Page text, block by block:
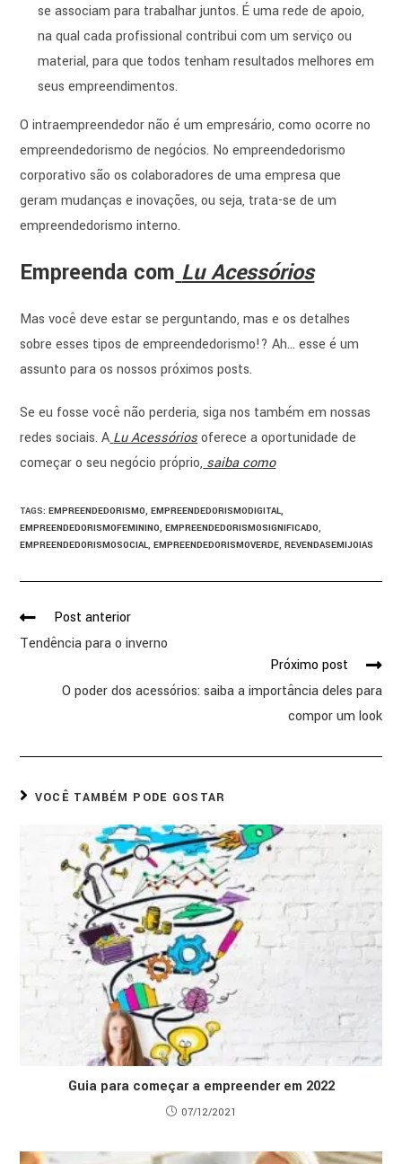
se associam para trabalhar juntos. É uma rede de apoio,
na qual cada profissional contribui com um serviço ou
material, para que todos tenham resultados melhores em
seus empreendimentos.
O intraempreendedor não é um empresário, como ocorre no
empreendedorismo de negócios. No empreendedorismo
corporativo são os colaboradores de uma empresa que
geram mudanças e inovações, ou seja, trata-se de um
empreendedorismo interno.
Empreenda com Lu Acessórios
Mas você deve estar se perguntando, mas e os detalhes
sobre esses tipos de empreendedorismo!? Ah… esse é um
assunto para os nossos próximos posts.
Se eu fosse você não perderia, siga nos também em nossas
redes sociais. A Lu Acessóriosoferece a oportunidade de
começar o seu negócio próprio, saiba como
TAGS:EMPREENDEDORISMO, EMPREENDEDORISMODIGITAL,
EMPREENDEDORISMOFEMININO, EMPREENDEDORISMOSIGNIFICADO,
EMPREENDEDORISMOSOCIAL, EMPREENDEDORISMOVERDE, REVENDASEMIJOIAS
Post anterior
Tendência para o inverno
Próximo post
O poder dos acessórios: saiba a importância deles para
compor um look
VOCÊ TAMBÉM PODE GOSTAR
Guia para começar a empreender em 2022
07/12/2021